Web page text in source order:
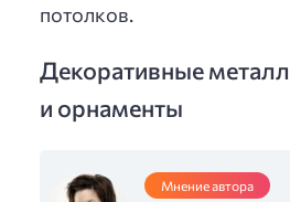
потолков.
Декоративные
и орнаменты
Мнение автора